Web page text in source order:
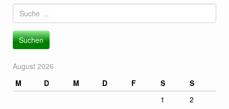
Suche
nach:
August 2026
M
D M D F S
S
1
2